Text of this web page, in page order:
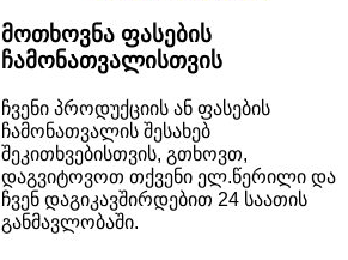
მოთხოვნა ფასების
ჩამონათვალისთვის
ჩვენი პროდუქციის ან ფასების
ჩამონათვალის შესახებ
შეკითხვებისთვის, გთხოვთ,
დაგვიტოვოთ თქვენი ელ.წერილი და
ჩვენ დაგიკავშირდებით 24 საათის
განმავლობაში.